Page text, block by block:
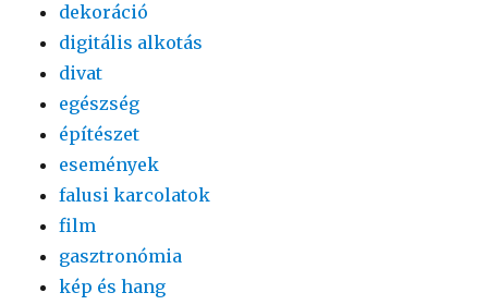
dekoráció
digitális alkotás
divat
egészség
építészet
események
falusi karcolatok
film
gasztronómia
kép és hang